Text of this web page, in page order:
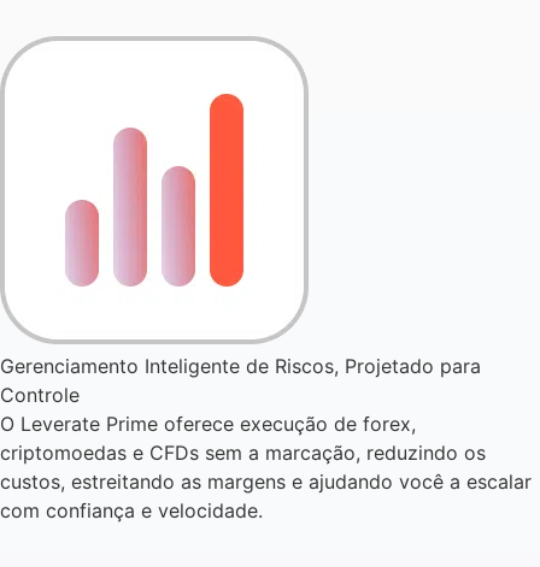
Gerenciamento Inteligente de Riscos, Projetado para
Controle
O Leverate Prime oferece execução de forex,
criptomoedas e CFDs sem a marcação, reduzindo os
custos, estreitando as margens e ajudando você a escalar
com confiança e velocidade.